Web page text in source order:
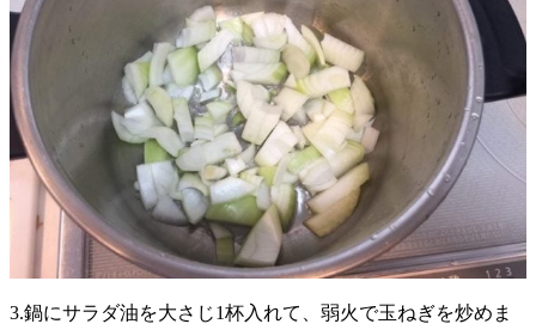
3.鍋にサラダ油を大さじ1杯入れて、弱火で玉ねぎを炒めま